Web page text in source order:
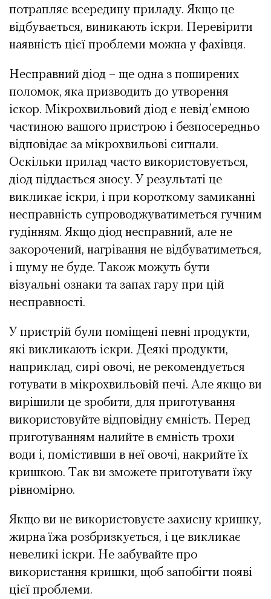
потрапляє всередину приладу. Якщо це
відбувається, виникають іскри. Перевірити
наявність цієї проблеми можна у фахівця.
Несправний діод – ще одна з поширених
поломок, яка призводить до утворення
іскор. Мікрохвильовий діод є невід’ємною
частиною вашого пристрою і безпосередньо
відповідає за мікрохвильові сигнали.
Оскільки прилад часто використовується,
діод піддається зносу. У результаті це
викликає іскри, і при короткому замиканні
несправність супроводжуватиметься гучним
гудінням. Якщо діод несправний, але не
закорочений, нагрівання не відбуватиметься,
і шуму не буде. Також можуть бути
візуальні ознаки та запах гару при цій
несправності.
У пристрій були поміщені певні продукти,
які викликають іскри. Деякі продукти,
наприклад, сирі овочі, не рекомендується
готувати в мікрохвильовій печі. Але якщо ви
вирішили це зробити, для приготування
використовуйте відповідну ємність. Перед
приготуванням налийте в ємність трохи
води і, помістивши в неї овочі, накрийте їх
кришкою. Так ви зможете приготувати їжу
рівномірно.
Якщо ви не використовуєте захисну кришку,
жирна їжа розбризкується, і це викликає
невеликі іскри. Не забувайте про
використання кришки, щоб запобігти появі
цієї проблеми.